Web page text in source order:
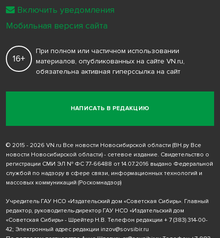
НАПИСАТЬ В РЕДАКЦИЮ
16+
При полном или частичном использовании
материалов, опубликованных на сайте VN.ru,
обязательна активная гиперссылка на сайт
© 2015 - 2026 VN.ru Все новости Новосибирской области (ВН.ру Все
новости Новосибирской области) - сетевое издание. Свидетельство о
регистрации СМИ ЭЛ № ФС 77-66488 от 14.07.2016 выдано Федеральной
службой по надзору в сфере связи, информационных технологий и
массовых коммуникаций (Роскомнадзор)
Учредитель ГАУ НСО «Издательский дом «Советская Сибирь». Главный
редактор, руководитель-директор ГАУ НСО «Издательский дом
«Советская Сибирь» - Шрейтер Н.В. Телефон редакции + 7 (383) 314-00-
42; Электронный адрес редакции inzov@sovsibir.ru
Включить уведомления
Мобильная версия сайта